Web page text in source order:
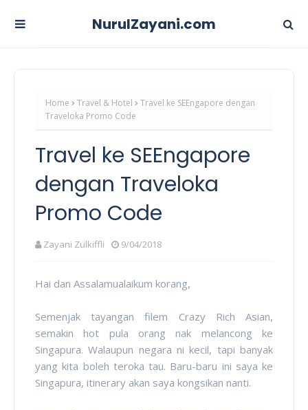
NurulZayani.com
Home Travel & Hotel
Travel ke SEEngapore dengan
Traveloka Promo Code
Travel ke SEEngapore
dengan Traveloka
Promo Code
Zayani Zulkiffli 9/04/2018
Hai dan Assalamualaikum korang,
Semenjak tayangan filem Crazy Rich Asian,
semakin hot pula orang nak melancong ke
Singapura. Walaupun negara ni kecil, tapi banyak
yang kita boleh teroka tau. Baru-baru ini saya ke
Singapura, itinerary akan saya kongsikan nanti.